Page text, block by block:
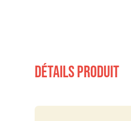
Détails produit